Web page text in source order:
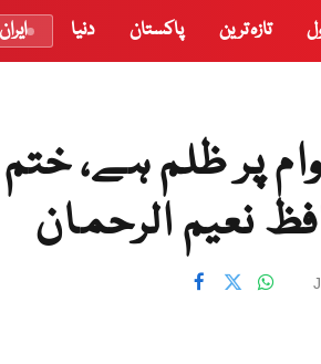
تازہ ترین پاکستان دنیا
پر ظلم ہے،
نعیم الرحمان